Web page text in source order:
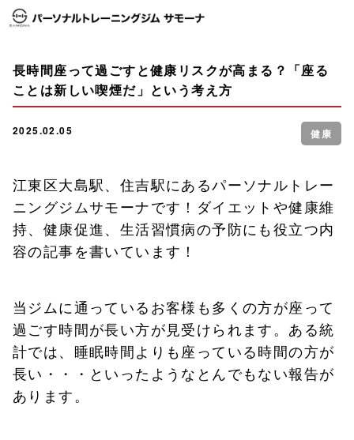
長時間座って過ごすと健康リスクが高まる？「座る
ことは新しい喫煙だ」という考え方
2025.02.05 健康
江東区大島駅、住吉駅にあるパーソナルトレー
ニングジムサモーナです！ダイエットや健康維
持、健康促進、生活習慣病の予防にも役立つ内
容の記事を書いています！
当ジムに通っているお客様も多くの方が座って
過ごす時間が長い方が見受けられます。ある統
計では、睡眠時間よりも座っている時間の方が
長い・・・といったようなとんでもない報告が
あります。